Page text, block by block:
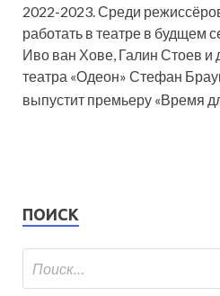
2022-2023. Среди
работать в театре в будщем
Иво ван Хове, Галин Стоев и
театра «Одеон» Стефан
выпустит премьеру «Время
ПОИСК